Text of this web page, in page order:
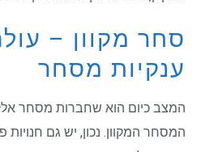
סחר מקוון –
ענקיות מסחר
המצב כיום הוא שחברות מסחר
המסחר המקוון. נכון, יש גם חנויות